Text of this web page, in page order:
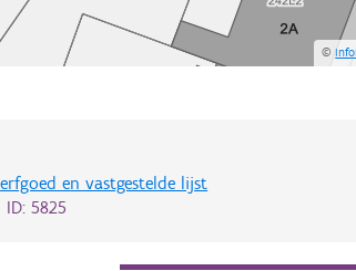
©
en vastgestelde lijst
ID: 5825